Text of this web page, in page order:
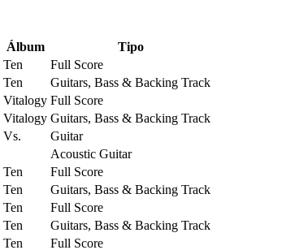
Álbum
Tipo
Ten
Full Score
Ten
Guitars, Bass & Backing Track
Vitalogy Full Score
Vitalogy Guitars, Bass & Backing Track
Vs.
Guitar
Acoustic Guitar
Ten
Full Score
Ten
Guitars, Bass & Backing Track
Ten
Full Score
Ten
Guitars, Bass & Backing Track
Ten
Full Score